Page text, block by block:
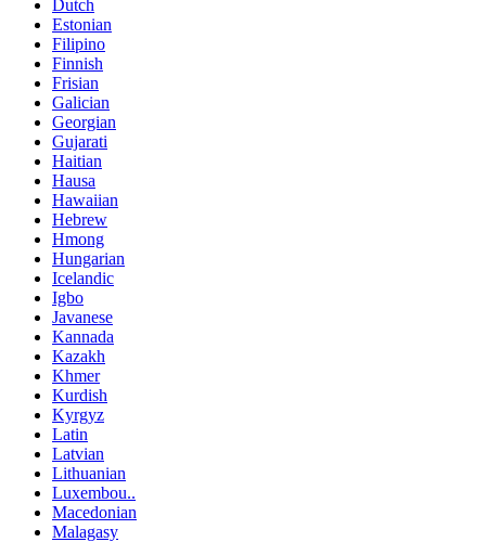
Dutch
Estonian
Filipino
Finnish
Frisian
Galician
Georgian
Gujarati
Haitian
Hausa
Hawaiian
Hebrew
Hmong
Hungarian
Icelandic
Igbo
Javanese
Kannada
Kazakh
Khmer
Kurdish
Kyrgyz
Latin
Latvian
Lithuanian
Luxembou..
Macedonian
Malagasy